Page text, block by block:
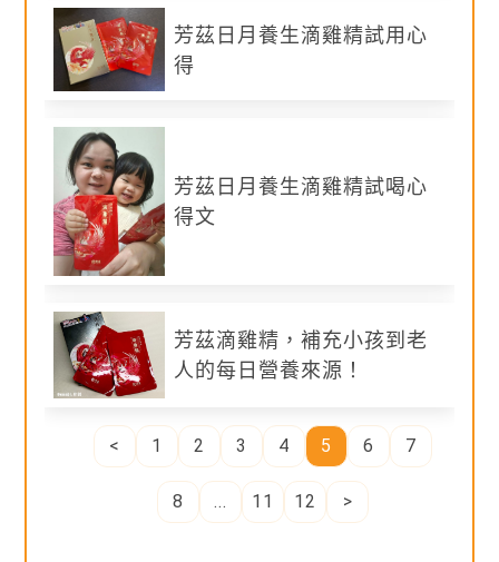
3.有2~6歲小朋友的媽媽 (請以小朋友體驗為主，
建議加到副食品內食用)
【試用流程】
免費報名：2024/8/30~2024/9/20
需加入媽媽寶寶會員，填寫完申請試用表單，即
有機會體驗！
※建議附上個人經營的部落格連結及社群平台連
※會員帳號請使用「常用email信箱」作為會員帳
號註冊，中選後一律以會員帳號email作通知
（勿使用FB帳號作註冊以免收不到通知信）。
※會員姓名請填寫「中文姓名」，以免造成郵差
或管理員投遞困擾。
※寄送地址請填寫「全部地址」，若地址不全或
填寫未清楚，則視同自願放棄中選機會。
加入媽媽寶寶會員後，即有個資法保障，敬請放
芳茲日月養生滴雞精試用心
得
芳茲日月養生滴雞精試喝心
得文
芳茲滴雞精，補充小孩到老
人的每日營養來源！
< 1 2 3 4 5 6 7
8 ... 11 12 >